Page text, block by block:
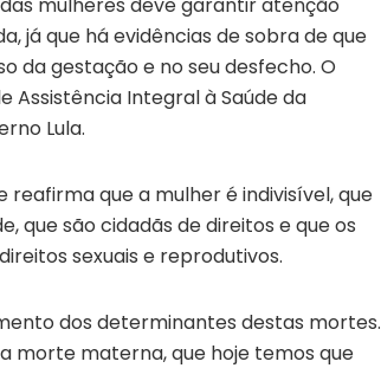
já que há evidências de sobra de que
da gestação e no seu desfecho. O
Assistência Integral à Saúde da
Lula.
que a mulher é indivisível, que
que são cidadãs de direitos e que os
sexuais e reprodutivos.
dos determinantes destas mortes.
morte materna, que hoje temos que